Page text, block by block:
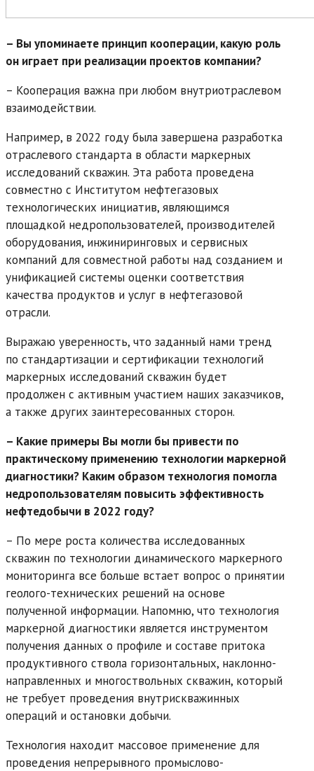
– Вы упоминаете принцип кооперации, какую роль
он играет при реализации проектов компании?
– Кооперация важна при любом внутриотраслевом
взаимодействии.
Например, в 2022 году была завершена разработка
отраслевого стандарта в области маркерных
исследований скважин. Эта работа проведена
совместно с Институтом нефтегазовых
технологических инициатив, являющимся
площадкой недропользователей, производителей
оборудования, инжиниринговых и сервисных
компаний для совместной работы над созданием и
унификацией системы оценки соответствия
качества продуктов и услуг в нефтегазовой
отрасли.
Выражаю уверенность, что заданный нами тренд
по стандартизации и сертификации технологий
маркерных исследований скважин будет
продолжен с активным участием наших заказчиков,
а также других заинтересованных сторон.
– Какие примеры Вы могли бы привести по
практическому применению технологии маркерной
диагностики? Каким образом технология помогла
недропользователям повысить эффективность
нефтедобычи в 2022 году?
– По мере роста количества исследованных
скважин по технологии динамического маркерного
мониторинга все больше встает вопрос о принятии
геолого-технических решений на основе
полученной информации. Напомню, что технология
маркерной диагностики является инструментом
получения данных о профиле и составе притока
продуктивного ствола горизонтальных, наклонно-
направленных и многоствольных скважин, который
не требует проведения внутрискважинных
операций и остановки добычи.
Технология находит массовое применение для
проведения непрерывного промыслово-